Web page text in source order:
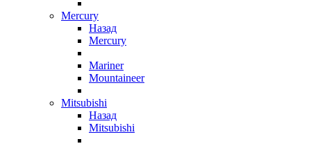
Mercury
Назад
Mercury
Mariner
Mountaineer
Mitsubishi
Назад
Mitsubishi